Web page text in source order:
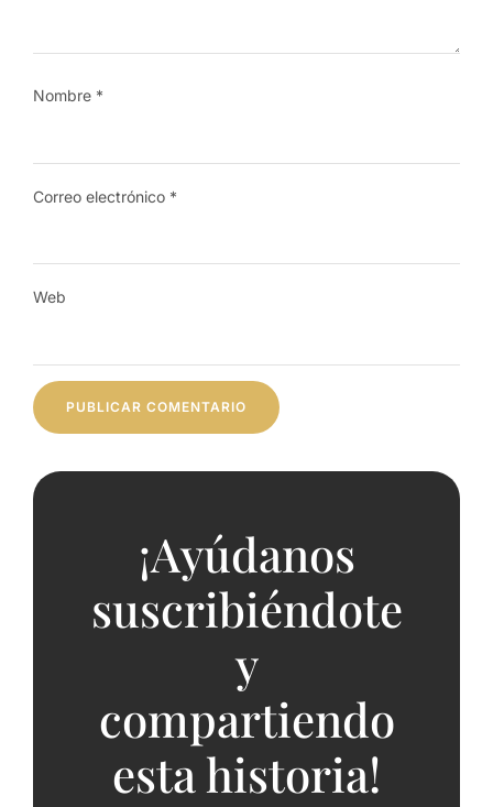
Nombre *
Correo electrónico *
Web
¡Ayúdanos
suscribiéndote
y
compartiendo
esta historia!